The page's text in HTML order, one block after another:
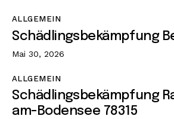
ALLGEMEIN
Schädlingsbekämpfung
Mai 30, 2026
ALLGEMEIN
Schädlingsbekämpfung
am-Bodensee 78315